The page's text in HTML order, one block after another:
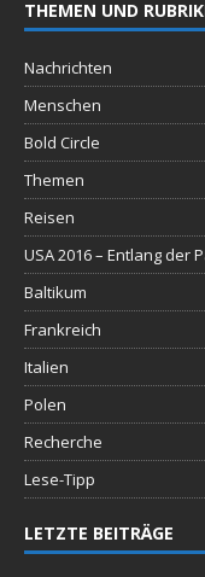
THEMEN UND
Nachrichten
Menschen
Bold Circle
Themen
Reisen
USA 2016 – Entlang der
Baltikum
Frankreich
Italien
Polen
Recherche
Lese-Tipp
LETZTE BEITRÄGE